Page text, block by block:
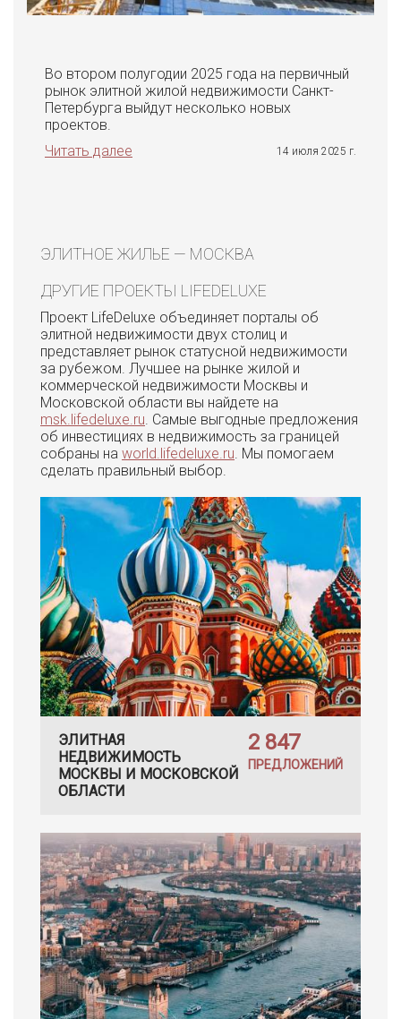
Во втором полугодии 2025 года на первичный
рынок элитной жилой недвижимости Санкт-
Петербурга выйдут несколько новых
проектов.
Читать далее
14 июля 2025 г.
ЭЛИТНОЕ ЖИЛЬЕ — МОСКВА
ДРУГИЕ ПРОЕКТЫ LIFEDELUXE
Проект LifeDeluxe объединяет порталы об
элитной недвижимости двух столиц и
представляет рынок статусной недвижимости
за рубежом. Лучшее на рынке жилой и
коммерческой недвижимости Москвы и
Московской области вы найдете на
msk.lifedeluxe.ru . Самые выгодные предложения
об инвестициях в недвижимость за границей
собраны на world.lifedeluxe.ru . Мы помогаем
сделать правильный выбор.
ЭЛИТНАЯ
НЕДВИЖИМОСТЬ
МОСКВЫ И МОСКОВСКОЙ
ОБЛАСТИ
2 847
ПРЕДЛОЖЕНИЙ